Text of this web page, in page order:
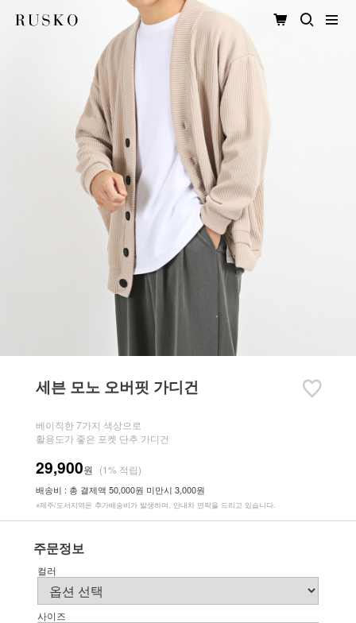
세븐 모노 오버핏 가디건
베이직한 7가지 색상으로
활용도가 좋은 포켓 단추 가디건
29,900원 (1% 적립)
배송비 : 총 결제액 50,000원 미만시 3,000원
※제주/도서지역은 추가배송비가 발생하며, 안내차 연락을 드리고 있습니다.
주문정보
컬러
사이즈